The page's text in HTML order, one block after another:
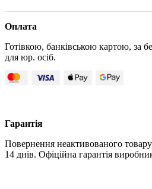
Оплата
Готівкою, банківською картою, за
для юр. осіб.
Гарантія
Повернення неактивованого
14 днів. Офіційна гарантія